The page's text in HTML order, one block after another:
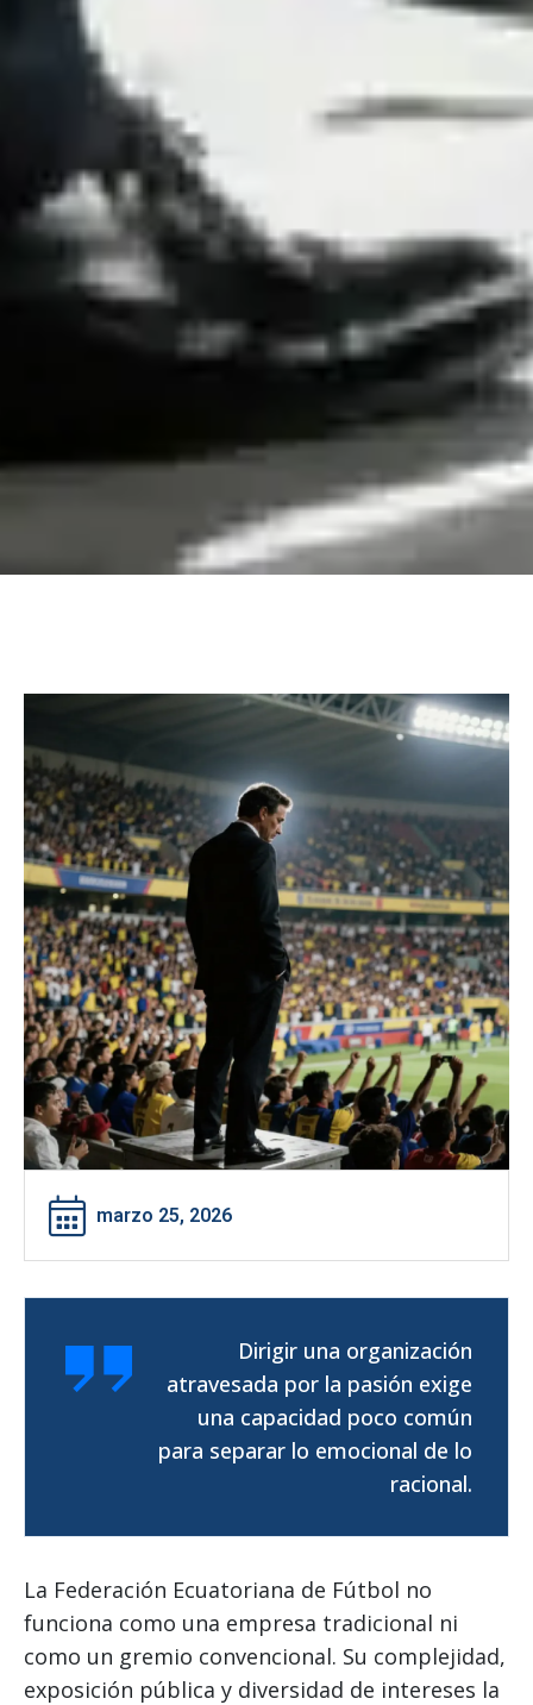
marzo 25, 2026
Dirigir una organización
atravesada por la pasión exige
una capacidad poco común
para separar lo emocional de lo
racional.
La Federación Ecuatoriana de Fútbol no
funciona como una empresa tradicional ni
como un gremio convencional. Su complejidad,
exposición pública y diversidad de intereses la